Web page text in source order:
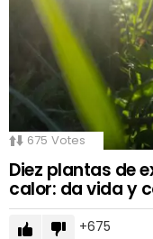
675 Votes
Diez plantas de
calor: da vida y
675